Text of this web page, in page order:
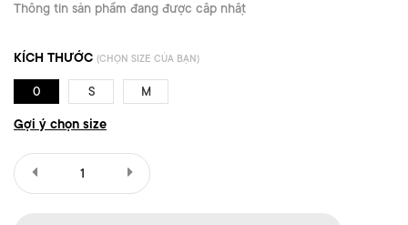
Thông tin sản phẩm đang được cập nhật
KÍCH THƯỚC (CHỌN SIZE CỦA BẠN)
0 S M
Gợi ý chọn size